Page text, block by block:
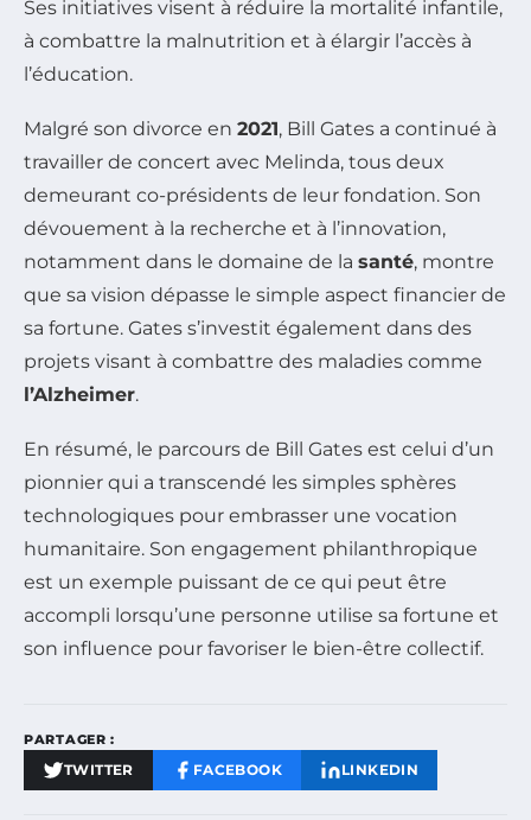
Ses initiatives visent à réduire la mortalité infantile,
à combattre la malnutrition et à élargir l’accès à
l’éducation.
Malgré son divorce en 2021, Bill Gates a continué à
travailler de concert avec Melinda, tous deux
demeurant co-présidents de leur fondation. Son
dévouement à la recherche et à l’innovation,
notamment dans le domaine de la santé, montre
que sa vision dépasse le simple aspect financier de
sa fortune. Gates s’investit également dans des
projets visant à combattre des maladies comme
l’Alzheimer.
En résumé, le parcours de Bill Gates est celui d’un
pionnier qui a transcendé les simples sphères
technologiques pour embrasser une vocation
humanitaire. Son engagement philanthropique
est un exemple puissant de ce qui peut être
accompli lorsqu’une personne utilise sa fortune et
son influence pour favoriser le bien-être collectif.
PARTAGER :
TWITTER FACEBOOK LINKEDIN